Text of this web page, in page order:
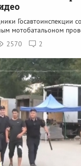
Госавтоинспекции
мотобатальоном
2570 2